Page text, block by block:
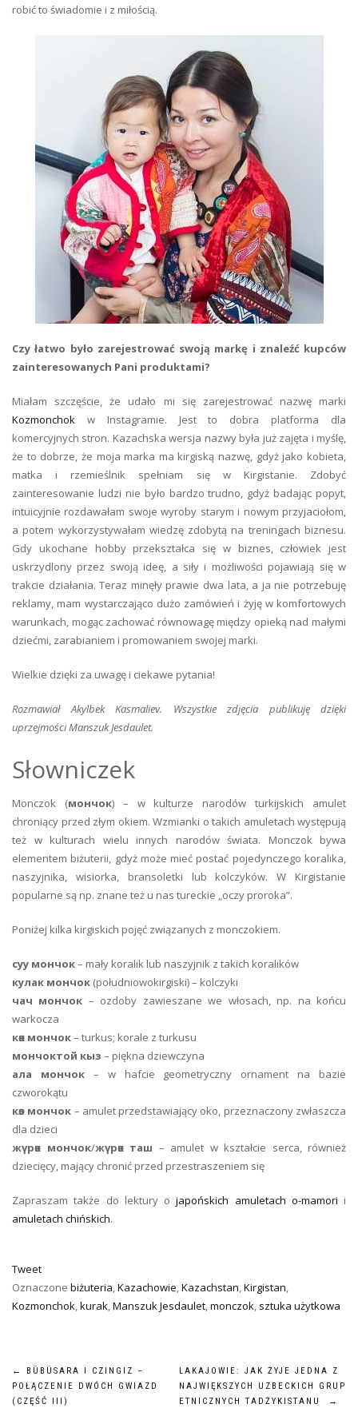
robić to świadomie i z miłością.
Czy łatwo było zarejestrować swoją markę i znaleźć kupców
zainteresowanych Pani produktami?
Miałam szczęście, że udało mi się zarejestrować nazwę marki
Kozmonchok w Instagramie. Jest to dobra platforma dla
komercyjnych stron. Kazachska wersja nazwy była już zajęta i myślę,
że to dobrze, że moja marka ma kirgiską nazwę, gdyż jako kobieta,
matka i rzemieślnik spełniam się w Kirgistanie. Zdobyć
zainteresowanie ludzi nie było bardzo trudno, gdyż badając popyt,
intuicyjnie rozdawałam swoje wyroby starym i nowym przyjaciołom,
a potem wykorzystywałam wiedzę zdobytą na treningach biznesu.
Gdy ukochane hobby przekształca się w biznes, człowiek jest
uskrzydlony przez swoją ideę, a siły i możliwości pojawiają się w
trakcie działania. Teraz minęły prawie dwa lata, a ja nie potrzebuję
reklamy, mam wystarczająco dużo zamówień i żyję w komfortowych
warunkach, mogąc zachować równowagę między opieką nad małymi
dziećmi, zarabianiem i promowaniem swojej marki.
Wielkie dzięki za uwagę i ciekawe pytania!
Rozmawiał Akylbek Kasmaliev. Wszystkie zdjęcia publikuję dzięki
uprzejmości Manszuk Jesdaulet.
Słowniczek
Monczok (мончок) – w kulturze narodów turkijskich amulet
chroniący przed złym okiem. Wzmianki o takich amuletach występują
też w kulturach wielu innych narodów świata. Monczok bywa
elementem biżuterii, gdyż może mieć postać pojedynczego koralika,
naszyjnika, wisiorka, bransoletki lub kolczyków. W Kirgistanie
popularne są np. znane też u nas tureckie „oczy proroka”.
Poniżej kilka kirgiskich pojęć związanych z monczokiem.
суу мончок– mały koralik lub naszyjnik z takich koralików
кулак мончок (południowokirgiski) – kolczyki
чач мончок – ozdoby zawieszane we włosach, np. na końcu
warkocza
көк мончок– turkus; korale z turkusu
мончоктой кыз – piękna dziewczyna
ала мончок– w hafcie geometryczny ornament na bazie
czworokątu
көз мончок – amulet przedstawiający oko, przeznaczony zwłaszcza
dla dzieci
жүрөк мончок/жүрөк таш – amulet w kształcie serca, również
dziecięcy, mający chronić przed przestraszeniem się
Zapraszam także do lektury ojapońskich amuletach o-mamori i
amuletach chińskich.
Tweet
Oznaczone biżuteria,Kazachowie,Kazachstan,Kirgistan,
Kozmonchok,kurak,Manszuk Jesdaulet,monczok, sztuka użytkowa
NAWIGACJA
WPISU
←
BÜBÜSARA I CZINGIZ –
POŁĄCZENIE DWÓCH GWIAZD
(CZĘŚĆ III)
LAKAJOWIE: JAK ŻYJE JEDNA Z
NAJWIĘKSZYCH UZBECKICH GRUP
ETNICZNYCH TADŻYKISTANU
→